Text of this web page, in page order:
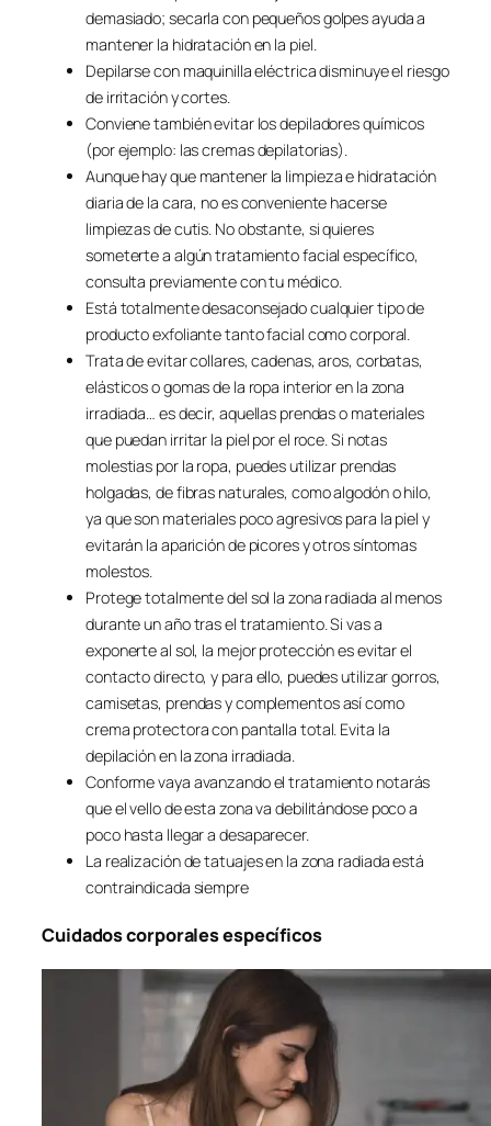
demasiado; secarla con pequeños golpes ayuda a
mantener la hidratación en la piel.
Depilarse con maquinilla eléctrica disminuye el riesgo
de irritación y cortes.
Conviene también evitar los depiladores químicos
(por ejemplo: las cremas depilatorias).
Aunque hay que mantener la limpieza e hidratación
diaria de la cara, no es conveniente hacerse
limpiezas de cutis. No obstante, si quieres
someterte a algún tratamiento facial específico,
consulta previamente con tu médico.
Está totalmente desaconsejado cualquier tipo de
producto exfoliante tanto facial como corporal.
Trata de evitar collares, cadenas, aros, corbatas,
elásticos o gomas de la ropa interior en la zona
irradiada… es decir, aquellas prendas o materiales
que puedan irritar la piel por el roce. Si notas
molestias por la ropa, puedes utilizar prendas
holgadas, de fibras naturales, como algodón o hilo,
ya que son materiales poco agresivos para la piel y
evitarán la aparición de picores y otros síntomas
molestos.
Protege totalmente del sol la zona radiada al menos
durante un año tras el tratamiento. Si vas a
exponerte al sol, la mejor protección es evitar el
contacto directo, y para ello, puedes utilizar gorros,
camisetas, prendas y complementos así como
crema protectora con pantalla total. Evita la
depilación en la zona irradiada.
Conforme vaya avanzando el tratamiento notarás
que el vello de esta zona va debilitándose poco a
poco hasta llegar a desaparecer.
La realización de tatuajes en la zona radiada está
contraindicada siempre
Cuidados corporales específicos